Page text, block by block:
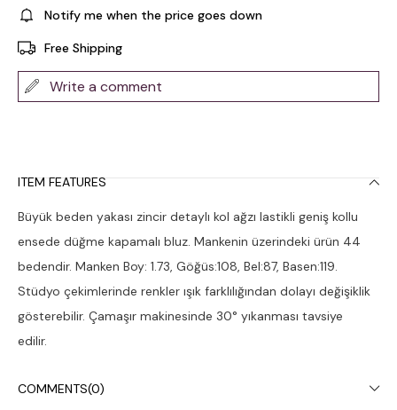
Notify me when the price goes down
Free Shipping
Write a comment
ITEM FEATURES
Büyük beden yakası zincir detaylı kol ağzı lastikli geniş kollu
ensede düğme kapamalı bluz. Mankenin üzerindeki ürün 44
bedendir. Manken Boy: 1.73, Göğüs:108, Bel:87, Basen:119.
Stüdyo çekimlerinde renkler ışık farklılığından dolayı değişiklik
gösterebilir. Çamaşır makinesinde 30° yıkanması tavsiye
edilir.
COMMENTS(0)